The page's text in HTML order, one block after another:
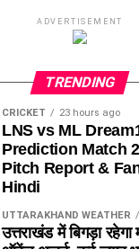
ADVERTISEMENT
TRENDING
CRICKET 23 hours ago
LNS vs ML
Prediction Match
Pitch Report &
Hindi
UTTARAKHAND WEATHER
उत्तराखंड में बिगड़ा